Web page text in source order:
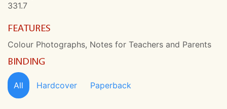
331.7
FEATURES
Colour Photographs, Notes for Teachers and Parents
BINDING
All Hardcover Paperback